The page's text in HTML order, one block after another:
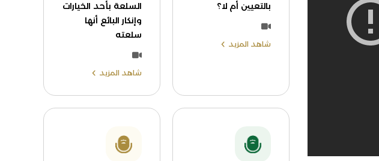
بالتعيين أم لا؟
شاهد المزيد
السلعة بأحد الخيارات
وإنكار البائع أنها
سلعته
شاهد المزيد